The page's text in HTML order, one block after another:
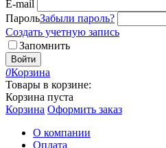
E-mail
ПарольЗабыли пароль?
Создать учетную запись
Запомнить
Войти
0Корзина
Товары в корзине:
Корзина пуста
Корзина Оформить заказ
О компании
Оплата